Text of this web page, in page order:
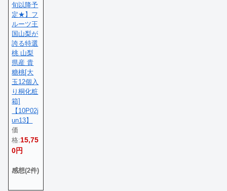
旬以降予
定★】フ
ルーツ王
国山梨が
誇る特選
桃 山梨
県産 貴
糖桃[大
玉12個入
り桐化粧
箱]
【10P02j
un13】
価
格:15,75
0円
感想(2件)